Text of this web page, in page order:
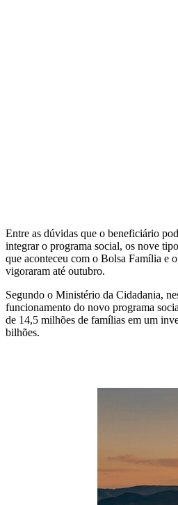
Entre as dúvidas que o beneficiário
integrar o programa social, os nove
que aconteceu com o Bolsa Família e
vigoraram até outubro.
Segundo o Ministério da Cidadania,
funcionamento do novo programa
de 14,5 milhões de famílias em um
bilhões.